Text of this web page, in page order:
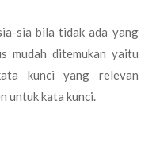
sia bila tidak ada yang
mudah ditemukan yaitu
kunci yang relevan
untuk kata kunci.